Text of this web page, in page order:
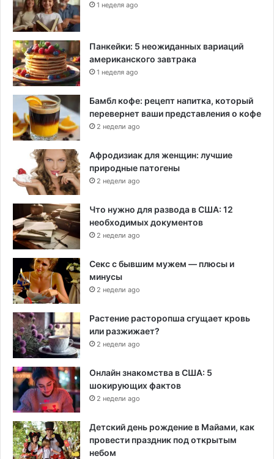
1 неделя ago
Панкейки: 5 неожиданных вариаций
американского завтрака
1 неделя ago
Бамбл кофе: рецепт напитка, который
перевернет ваши представления о кофе
2 недели ago
Афродизиак для женщин: лучшие
природные патогены
2 недели ago
Что нужно для развода в США: 12
необходимых документов
2 недели ago
Секс с бывшим мужем — плюсы и
минусы
2 недели ago
Растение расторопша сгущает кровь
или разжижает?
2 недели ago
Онлайн знакомства в США: 5
шокирующих фактов
2 недели ago
Детский день рождение в Майами, как
провести праздник под открытым
небом